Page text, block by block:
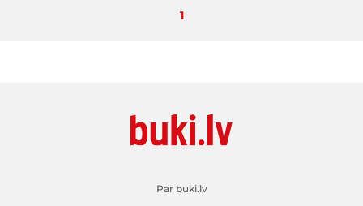
Pašlaik lasāt lapu
1
Par buki.lv